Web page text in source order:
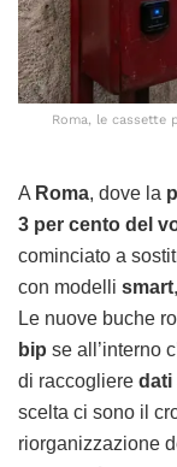
Roma, le cassette
A Roma, dove la
3 per cento del
cominciato a
con modelli smart
Le nuove buche
bip se all’interno
di raccogliere dati
scelta ci sono il
riorganizzazione